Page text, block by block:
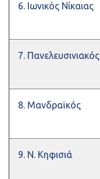
6. Ιωνικός Νίκαιας
7. Πανελευσινιακός
8. Μανδραϊκός
9. Ν. Κηφισιά